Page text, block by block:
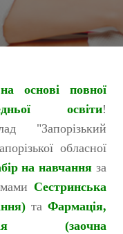
на основі повної
освіти!
"Запорізький
обласної
на навчання за
Сестринська
таФармація,
(заочна